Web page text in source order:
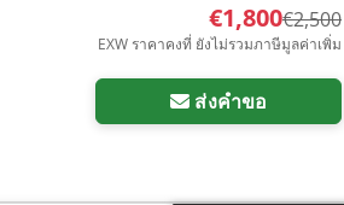
€1,800€2,500
EXW ราคาคงที่ ยังไม่รวมภาษีมูลค่าเพิ่ม
ส่งคำขอ